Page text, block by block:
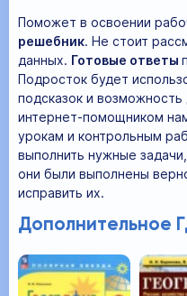
Поможет в освоении
решебник. Не стоит
данных. Готовые ответы
Подросток будет
подсказок и
интернет-помощником
урокам и контрольным
выполнить нужные
они были выполнены
исправить их.
Дополнительное